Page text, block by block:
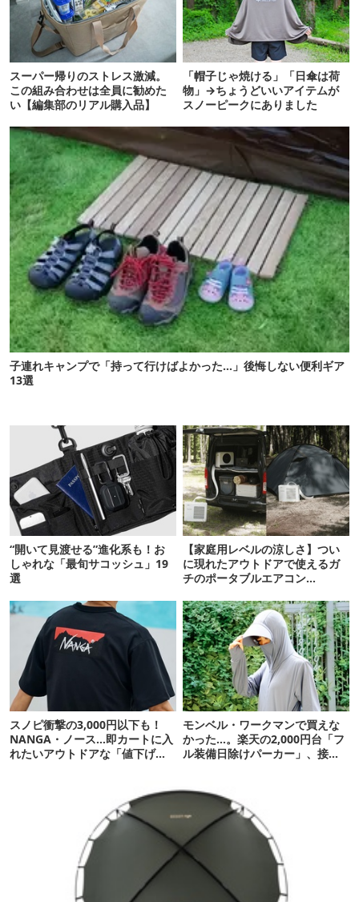
スーパー帰りのストレス激減。
この組み合わせは全員に勧めた
い【編集部のリアル購入品】
「帽子じゃ焼ける」「日傘は荷
物」→ちょうどいいアイテムが
スノーピークにありました
子連れキャンプで「持って行けばよかった…」後悔しない便利ギア
13選
“開いて見渡せる”進化系も！お
しゃれな「最旬サコッシュ」19
選
【家庭用レベルの涼しさ】つい
に現れたアウトドアで使えるガ
チのポータブルエアコン
スノピ衝撃の3,000円以下も！
NANGA・ノース…即カートに入
れたいアウトドアな「値下げ夏
モンベル・ワークマンで買えな
かった…。楽天の2,000円台「フ
ル装備日除けパーカー」、接触